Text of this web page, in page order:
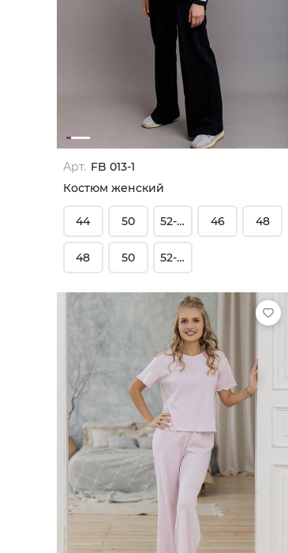
Арт. FB 013-1
Костюм женский
44 50 52-54 46 48
48 50 52-54